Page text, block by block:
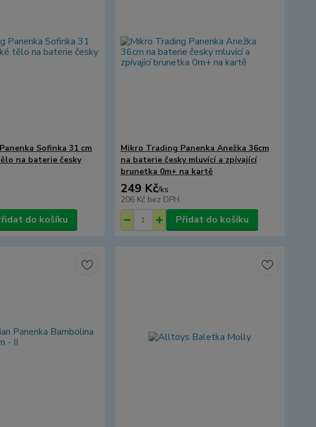
Sofinka 31 cm
na baterie česky
do košíku
Mikro Trading Panenka Anežka 36cm
na baterie česky mluvící a zpívající
brunetka 0m+ na kartě
249 Kč/ks
206 Kč bez DPH
Přidat do košíku